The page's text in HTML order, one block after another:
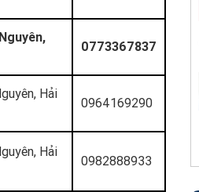
0773367837
Hải
0964169290
Hải
0982888933